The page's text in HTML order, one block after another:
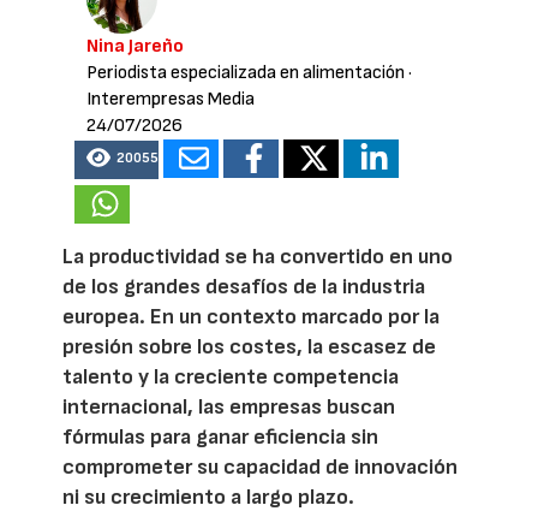
Nina Jareño
Periodista especializada en alimentación ·
Interempresas Media
24/07/2026
20055
La productividad se ha convertido en uno
de los grandes desafíos de la industria
europea. En un contexto marcado por la
presión sobre los costes, la escasez de
talento y la creciente competencia
internacional, las empresas buscan
fórmulas para ganar eficiencia sin
comprometer su capacidad de innovación
ni su crecimiento a largo plazo.